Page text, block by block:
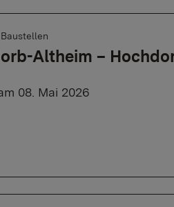
Altheim –
Baustellen
08. Mai 2026